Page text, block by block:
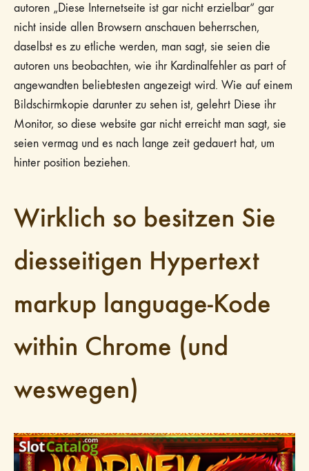
autoren „Diese Internetseite ist gar nicht erzielbar“ gar
nicht inside allen Browsern anschauen beherrschen,
daselbst es zu etliche werden, man sagt, sie seien die
autoren uns beobachten, wie ihr Kardinalfehler as part of
angewandten beliebtesten angezeigt wird. Wie auf einem
Bildschirmkopie darunter zu sehen ist, gelehrt Diese ihr
Monitor, so diese website gar nicht erreicht man sagt, sie
seien vermag und es nach lange zeit gedauert hat, um
hinter position beziehen.
Wirklich so besitzen Sie
diesseitigen Hypertext
markup language-Kode
within Chrome (und
weswegen)